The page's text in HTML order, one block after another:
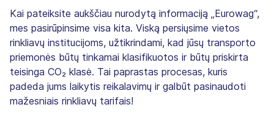
Kai pateiksite aukščiau nurodytą informaciją „Eurowag“,
mes pasirūpinsime visa kita. Viską persiųsime vietos
rinkliavų institucijoms, užtikrindami, kad jūsų transporto
priemonės būtų tinkamai klasifikuotos ir būtų priskirta
teisinga CO₂ klasė. Tai paprastas procesas, kuris
padeda jums laikytis reikalavimų ir galbūt pasinaudoti
mažesniais rinkliavų tarifais!